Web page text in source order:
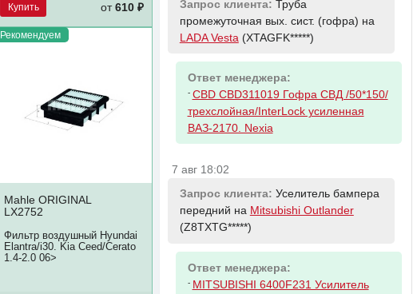
Купить от 610 ₽
Рекомендуем
Mahle ORIGINAL
LX2752
Фильтр воздушный Hyundai
Elantra/i30. Kia Ceed/Cerato
1.4-2.0 06>
Запрос клиента: Труба
промежуточная вых. сист. (гофра) на
LADA Vesta (XTAGFK*****)
Ответ менеджера:
- CBD CBD311019 Гофра СВД /50*150/
трехслойная/InterLock усиленная
ВАЗ-2170. Nexia
7 авг 18:02
Запрос клиента: Уселитель бампера
передний на Mitsubishi Outlander
(Z8TXTG*****)
Ответ менеджера:
- MITSUBISHI 6400F231 Усилитель